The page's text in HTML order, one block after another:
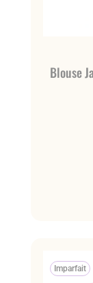
Blouse
Imparfait